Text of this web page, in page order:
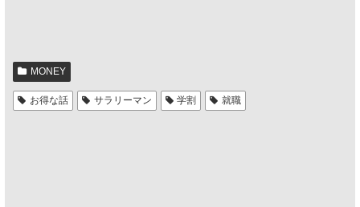
MONEY
お得な話 サラリーマン 学割 就職